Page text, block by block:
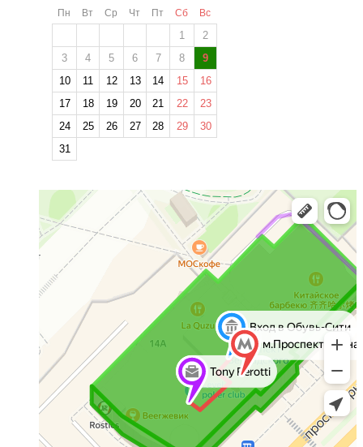
Пн Вт Ср Чт Пт Сб Вс
1
2
3
4 5 6 7 8
9
10
11 12 13 14 15
16
17
18 19 20 21 22
23
24
25 26 27 28 29
30
31